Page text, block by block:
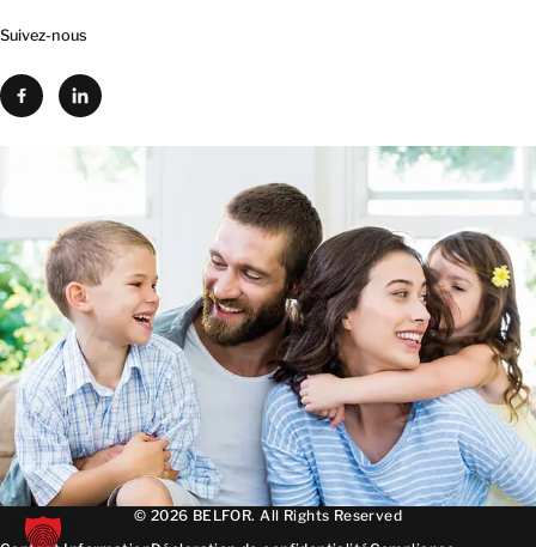
Suivez-nous
© 2026 BELFOR. All Rights Reserved